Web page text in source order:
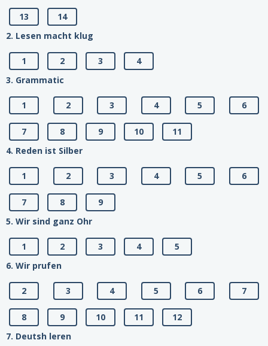
13
14
2. Lesen macht klug
1 2 3
4
3. Grammatic
1 2 3 4 5 6
7 8 9 10
11
4. Reden ist Silber
1 2 3 4 5 6
7 8
9
5. Wir sind ganz Ohr
1 2 3 4
5
6. Wir prufen
2 3 4 5 6 7
8 9 10 11
12
7. Deutsh leren